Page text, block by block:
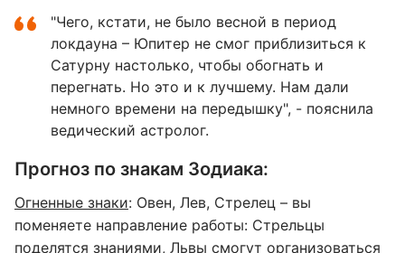
"Чего, кстати, не было весной в период
локдауна – Юпитер не смог приблизиться к
Сатурну настолько, чтобы обогнать и
перегнать. Но это и к лучшему. Нам дали
немного времени на передышку", - пояснила
ведический астролог.
Прогноз по знакам Зодиака:
Огненные знаки: Овен, Лев, Стрелец – вы
поменяете направление работы: Стрельцы
поделятся знаниями, Львы смогут организоваться